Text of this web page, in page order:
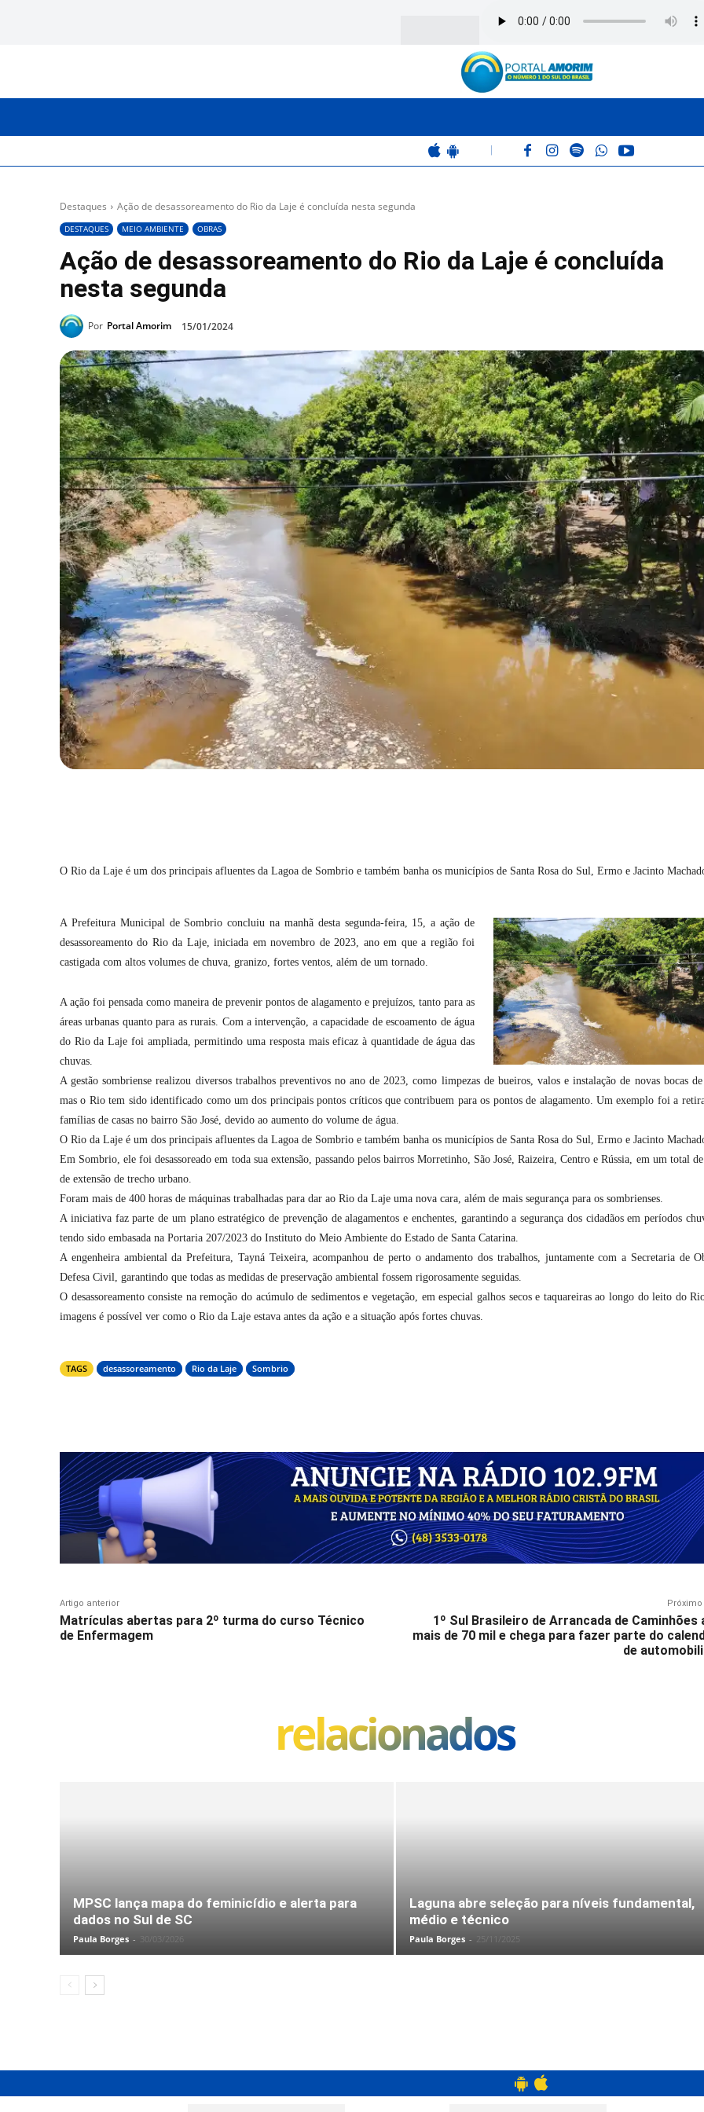
Destaques Ação de desassoreamento do Rio da Laje é concluída nesta segunda
DESTAQUES MEIO AMBIENTE OBRAS
Ação de desassoreamento do Rio da Laje é concluída
nesta segunda
Por Portal Amorim 15/01/2024
O Rio da Laje é um dos principais afluentes da Lagoa de Sombrio e também banha os municípios de Santa Rosa do Sul, Ermo e Jacinto
A Prefeitura Municipal de Sombrio concluiu na manhã desta segunda-feira, 15, a ação de
desassoreamento do Rio da Laje, iniciada em novembro de 2023, ano em que a região foi
castigada com altos volumes de chuva, granizo, fortes ventos, além de um tornado.
A ação foi pensada como maneira de prevenir pontos de alagamento e prejuízos, tanto para as
áreas urbanas quanto para as rurais. Com a intervenção, a capacidade de escoamento de água
do Rio da Laje foi ampliada, permitindo uma resposta mais eficaz à quantidade de água das
chuvas.
A gestão sombriense realizou diversos trabalhos preventivos no ano de 2023, como limpezas de bueiros, valos e instalação de novas bocas
mas o Rio tem sido identificado como um dos principais pontos críticos que contribuem para os pontos de alagamento. Um exemplo foi a
famílias de casas no bairro São José, devido ao aumento do volume de água.
O Rio da Laje é um dos principais afluentes da Lagoa de Sombrio e também banha os municípios de Santa Rosa do Sul, Ermo e Jacinto
Em Sombrio, ele foi desassoreado em toda sua extensão, passando pelos bairros Morretinho, São José, Raizeira, Centro e Rússia, em um total
de extensão de trecho urbano.
Foram mais de 400 horas de máquinas trabalhadas para dar ao Rio da Laje uma nova cara, além de mais segurança para os sombrienses.
A iniciativa faz parte de um plano estratégico de prevenção de alagamentos e enchentes, garantindo a segurança dos cidadãos em períodos
tendo sido embasada na Portaria 207/2023 do Instituto do Meio Ambiente do Estado de Santa Catarina.
A engenheira ambiental da Prefeitura, Tayná Teixeira, acompanhou de perto o andamento dos trabalhos, juntamente com a Secretaria de
Defesa Civil, garantindo que todas as medidas de preservação ambiental fossem rigorosamente seguidas.
O desassoreamento consiste na remoção do acúmulo de sedimentos e vegetação, em especial galhos secos e taquareiras ao longo do leito do
imagens é possível ver como o Rio da Laje estava antes da ação e a situação após fortes chuvas.
TAGS desassoreamento Rio da Laje Sombrio
Artigo anterior
Matrículas abertas para 2º turma do curso Técnico
de Enfermagem
1º Sul Brasileiro de Arrancada de Caminhões
mais de 70 mil e chega para fazer parte do
de
relacionados
MPSC lança mapa do feminicídio e alerta para
dados no Sul de SC
Paula Borges - 30/03/2026
Laguna abre seleção para níveis fundamental,
médio e técnico
Paula Borges - 25/11/2025